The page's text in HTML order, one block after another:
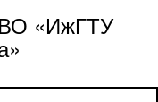
«ИжГТУ